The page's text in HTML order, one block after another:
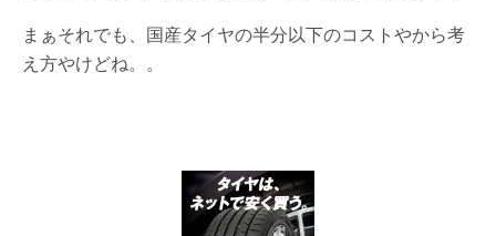
まぁそれでも、国産タイヤの半分以下のコストやから考
え方やけどね。。